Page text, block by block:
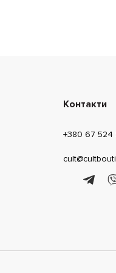
Контакти
+380 67 524